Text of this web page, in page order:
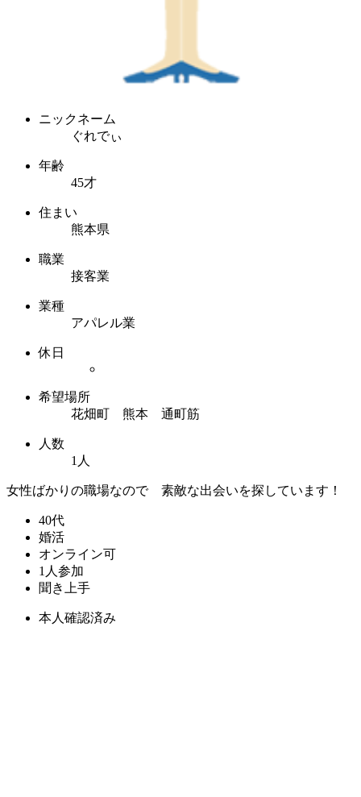
ニックネーム
ぐれでぃ
年齢
45才
住まい
熊本県
職業
接客業
業種
アパレル業
休日
希望場所
花畑町 熊本 通町筋
人数
1人
女性ばかりの職場なので 素敵な出会いを探しています！
40代
婚活
オンライン可
1人参加
聞き上手
本人確認済み